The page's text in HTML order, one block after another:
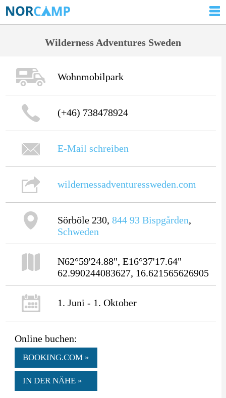
Wilderness Adventures Sweden
Wohnmobilpark
(+46) 738478924
E-Mail schreiben
wildernessadventuressweden.com
Sörböle 230, 844 93 Bispgården,
Schweden
N62°59'24.88", E16°37'17.64"
62.990244083627, 16.621565626905
1. Juni - 1. Oktober
Online buchen:
BOOKING.COM »
IN DER NÄHE »